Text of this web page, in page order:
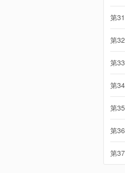
第
第
第
第
第
第
第